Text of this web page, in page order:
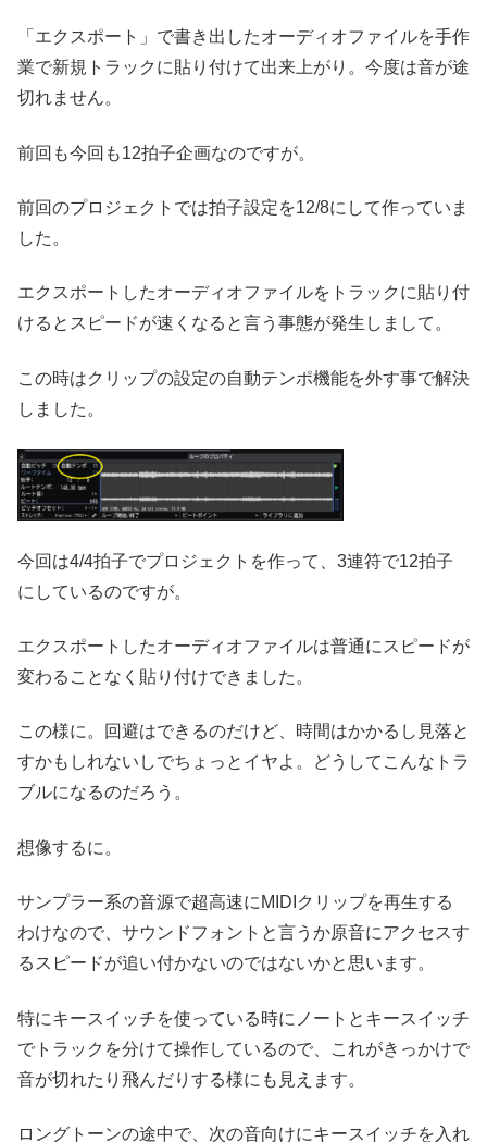
「エクスポート」で書き出したオーディオファイルを手作
業で新規トラックに貼り付けて出来上がり。今度は音が途
切れません。
前回も今回も12拍子企画なのですが。
前回のプロジェクトでは拍子設定を12/8にして作っていま
した。
エクスポートしたオーディオファイルをトラックに貼り付
けるとスピードが速くなると言う事態が発生しまして。
この時はクリップの設定の自動テンポ機能を外す事で解決
しました。
今回は4/4拍子でプロジェクトを作って、3連符で12拍子
にしているのですが。
エクスポートしたオーディオファイルは普通にスピードが
変わることなく貼り付けできました。
この様に。回避はできるのだけど、時間はかかるし見落と
すかもしれないしでちょっとイヤよ。どうしてこんなトラ
ブルになるのだろう。
想像するに。
サンプラー系の音源で超高速にMIDIクリップを再生する
わけなので、サウンドフォントと言うか原音にアクセスす
るスピードが追い付かないのではないかと思います。
特にキースイッチを使っている時にノートとキースイッチ
でトラックを分けて操作しているので、これがきっかけで
音が切れたり飛んだりする様にも見えます。
ロングトーンの途中で、次の音向けにキースイッチを入れ